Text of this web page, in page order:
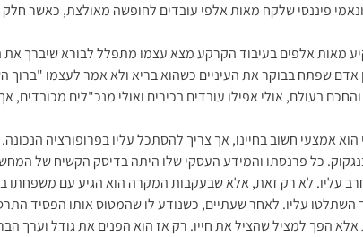
פיננסי שלקח מאות אלפי עובדים לחופשה מאולצת, כאשר
אלפים בעיבוד הקרקע מצא עצמו מתפלל לבורא שיברך את
שפתח בבוקר את העיניים כשהוא בריא ולא אמר לעצמו "ברוך
והחכם בעולם, אולי אפילו עובדים בכירים ואולי מנכ"לים
הוא אמצעי חשוב בחיינו, אך צריך להסתכל עליו בפרופורציה
כל פרנסתו והמידע העסקי שלו היתה בדיסק הקשיח של
עליו. לא רק זאת, אלא שבעקבות המקרה הוא הגיע עם משפחתו
השתלטו עליו. לאחר שעתיים, כשנודע לו שהמטוס אותו
הפך למציל שהציל את חייו. רק אז הוא הפנים את גודל וערך